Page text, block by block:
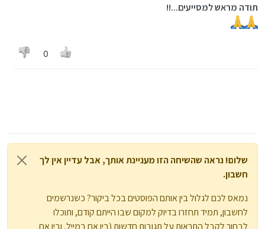
תודה מראש למסייעים...!!
0
שלום! נראה שהשיחה הזו מעניינת אותך, אבל עדיין אין לך
חשבון.
נמאס לכם לגלול בין אותם הפוסטים בכל ביקור? כשנרשמים
לחשבון, תמיד תחזרו בדיוק למקום שבו הייתם קודם, ותוכלו
לבחור לקבל התראות על תגובות חדשות (בין אם במייל, ובין אם